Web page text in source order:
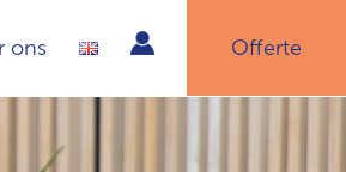
ons Offerte